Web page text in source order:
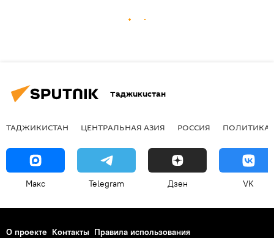
Таджикистан
ТАДЖИКИСТАН ЦЕНТРАЛЬНАЯ АЗИЯ РОССИЯ ПОЛИТИКА
Макс Telegram Дзен VK
О проекте Контакты Правила использования